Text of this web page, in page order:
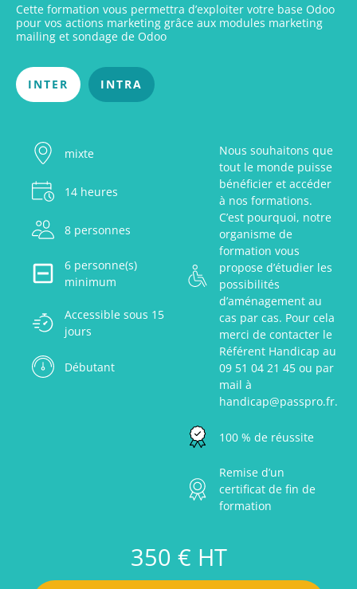
Cette formation vous permettra d’exploiter votre base Odoo
pour vos actions marketing grâce aux modules marketing
mailing et sondage de Odoo
INTER INTRA
mixte
14 heures
8 personnes
6 personne(s)
minimum
Accessible sous 15
jours
Débutant
Nous souhaitons que
tout le monde puisse
bénéficier et accéder
à nos formations.
C’est pourquoi, notre
organisme de
formation vous
propose d’étudier les
possibilités
d’aménagement au
cas par cas. Pour cela
merci de contacter le
Référent Handicap au
09 51 04 21 45 ou par
mail à
handicap@passpro.fr.
100 % de réussite
Remise d’un
certificat de fin de
formation
350 € HT